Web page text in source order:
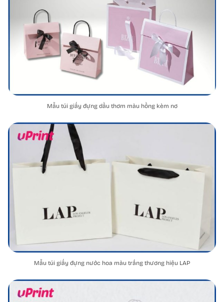
Mẫu túi giấy đựng dầu thơm màu hồng kèm nơ
Mẫu túi giấy đựng nước hoa màu trắng thương hiệu LAP